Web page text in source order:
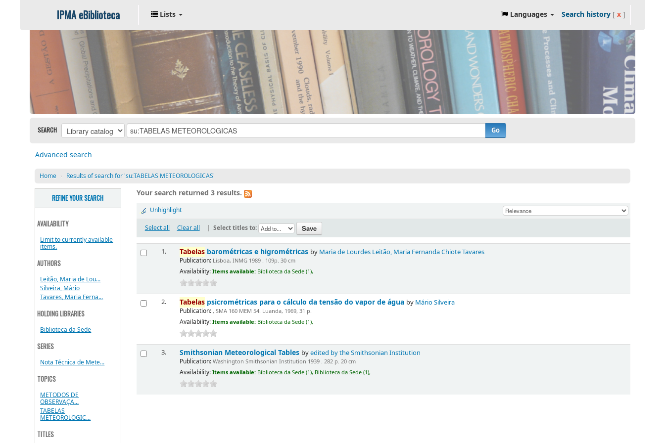
IPMA eBiblioteca Lists Languages Search history[ x]
SEARCH Go
Advanced search
Home › Results of search for 'su:TABELAS METEOROLOGICAS'
REFINE YOUR SEARCH
AVAILABILITY
Limit to currently available
items.
AUTHORS
Leitão, Maria de Lou...
Silveira, Mário
Tavares, Maria Ferna...
HOLDING LIBRARIES
Biblioteca da Sede
SERIES
Nota Técnica de Mete...
TOPICS
METODOS DE
OBSERVAÇA...
TABELAS
METEOROLOGIC...
TITLES
Your search returned 3 results.
Unhighlight
Select all
Clear all Select titles to:
1. Tabelasbarométricas e higrométricas by Maria de Lourdes Leitão, Maria Fernanda Chiote Tavares
Publication:Lisboa, INMG 1989 . 109p. 30 cm
Availability: Items available: Biblioteca da Sede (1),
2. Tabelaspsicrométricas para o cálculo da tensão do vapor de água by Mário Silveira
Publication:, SMA 160 MEM 54. Luanda, 1969, 31 p.
Availability: Items available: Biblioteca da Sede (1),
3. Smithsonian Meteorological Tables byedited by the Smithsonian Institution
Publication:Washington Smithsonian Institution 1939 . 282 p. 20 cm
Availability: Items available: Biblioteca da Sede (1), Biblioteca da Sede (1),